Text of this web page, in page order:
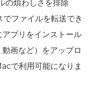
の煩わしさを排除
ファイルを転送でき
プリをインストール
画など）をアップロ
で利用可能になりま